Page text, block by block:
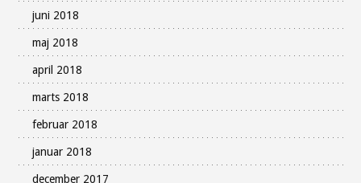
juni 2018
maj 2018
april 2018
marts 2018
februar 2018
januar 2018
december 2017